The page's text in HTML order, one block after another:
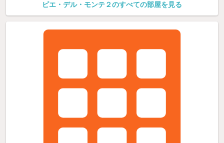
ピエ・デル・モンテ２のすべての部屋を見る